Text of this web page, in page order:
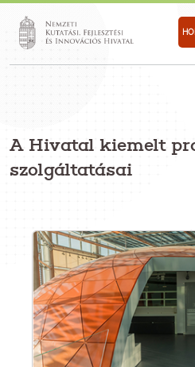
A Hivatal kiemelt
szolgáltatásai